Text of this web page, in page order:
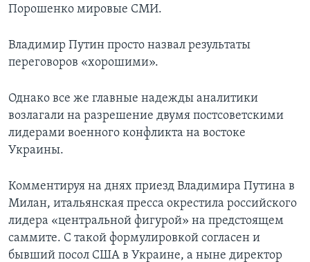
Порошенко мировые СМИ.
Владимир Путин просто назвал результаты
переговоров «хорошими».
Однако все же главные надежды аналитики
возлагали на разрешение двумя постсоветскими
лидерами военного конфликта на востоке
Украины.
Комментируя на днях приезд Владимира Путина в
Милан, итальянская пресса окрестила российского
лидера «центральной фигурой» на предстоящем
саммите. С такой формулировкой согласен и
бывший посол США в Украине, а ныне директор